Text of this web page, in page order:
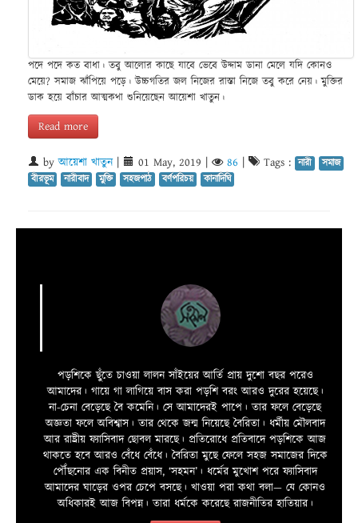
পদে পদে কত বাধা। তবু আলোর কাছে যাবে ভেবে উদ্দাম ডানা মেলে যদি কোনও
মেয়ে? সমাজ ঝাঁপিয়ে পড়ে। উচ্চগতির জল নিজের রাস্তা নিজে তবু করে নেয়। মুক্তির
ডাক হয়ে বাঁচার আত্মকথা শুনিয়েছেন আয়েশা খাতুন।
Read more
byআয়েশা খাতুন| 01 May, 2019 86 Tags : নারী
সমাজ
বীরভূম
নারীবাদ মুক্তি সহজপাঠ বর্ণপরিচয় কানাদিঘি
পড়শিকে ছুঁতে চাওয়া লালন সাঁইয়ের আর্তি প্রায় দুশো বছর পরেও
আমাদের। গায়ে গা লাগিয়ে বাস করা পড়শি বরং আরও দুরের হয়েছে।
না-চেনা বেড়েছে বৈ কমেনি। সে আমাদেরই পাপে। তার ফলে বেড়েছে
অজ্ঞতা ফলে অবিশ্বাস। তার থেকে জন্ম নিয়েছে বৈরিতা। ধর্মীয় মৌলবাদ
আর রাষ্ট্রীয় ফ্যাসিবাদ ছোবল মারছে। প্রতিরোধে প্রতিবাদে পড়শিকে আজ
থাকতে হবে আরও বেঁধে বেঁধে। বৈরিতা মুছে ফেলে সহজ সমাজের দিকে
পৌঁছনোর এক বিনীত প্রয়াস, ‘সহমন’। ধর্মের মুখোশ পরে ফ্যাসিবাদ
আমাদের ঘাড়ের ওপর চেপে বসছে। খাওয়া পরা কথা বলা—­­ যে কোনও
অধিকারই আজ বিপন্ন। তারা ধর্মকে করেছে রাজনীতির হাতিয়ার।